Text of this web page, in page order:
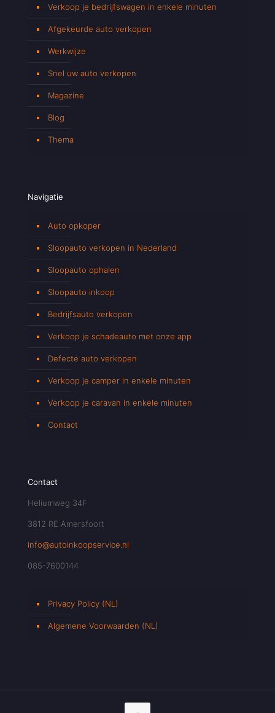
Verkoop je bedrijfswagen in enkele minuten
Afgekeurde auto verkopen
Werkwijze
Snel uw auto verkopen
Magazine
Blog
Thema
Navigatie
Auto opkoper
Sloopauto verkopen in Nederland
Sloopauto ophalen
Sloopauto inkoop
Bedrijfsauto verkopen
Verkoop je schadeauto met onze app
Defecte auto verkopen
Verkoop je camper in enkele minuten
Verkoop je caravan in enkele minuten
Contact
Contact
Heliumweg 34F
3812 RE Amersfoort
info@autoinkoopservice.nl
085-7600144
Privacy Policy (NL)
Algemene Voorwaarden (NL)